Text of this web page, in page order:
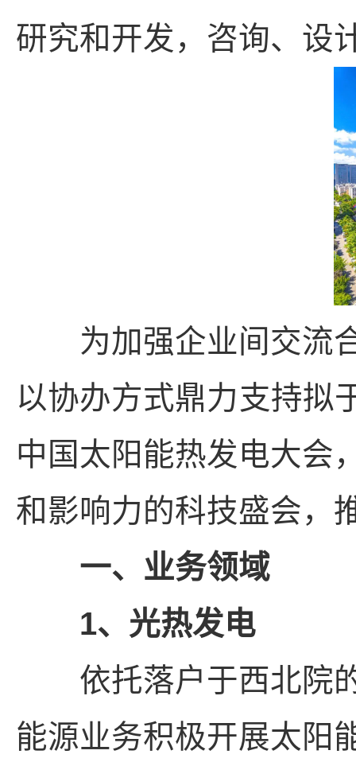
研究和开发，咨询、设
为加强企业间交流合
以协办方式鼎力支持拟
中国太阳能热发电大会
和影响力的科技盛会，
一、业务领域
1、光热发电
依托落户于西北院的
能源业务积极开展太阳